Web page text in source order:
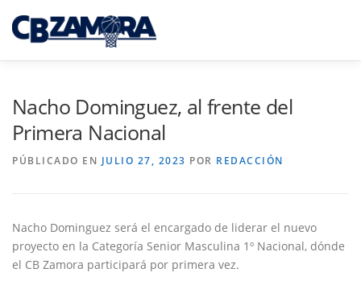
contenido
NOTICIAS SEDE VIRTUAL
Nacho Dominguez, al frente del
Primera Nacional
PÚBLICADO EN JULIO 27, 2023 POR REDACCIÓN
Nacho Dominguez será el encargado de liderar el nuevo
proyecto en la Categoría Senior Masculina 1º Nacional, dónde
el CB Zamora participará por primera vez.